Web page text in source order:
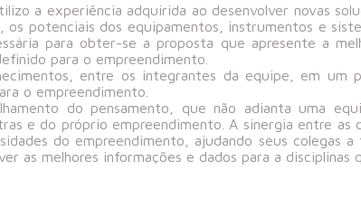
a experiência adquirida ao desenvolver novas
potenciais dos equipamentos, instrumentos e
para obter-se a proposta que apresente a
para o empreendimento.
entre os integrantes da equipe, em um
o empreendimento.
do pensamento, que não adianta uma
e do próprio empreendimento. A sinergia entre as
do empreendimento, ajudando seus colegas
as melhores informações e dados para a disciplinas